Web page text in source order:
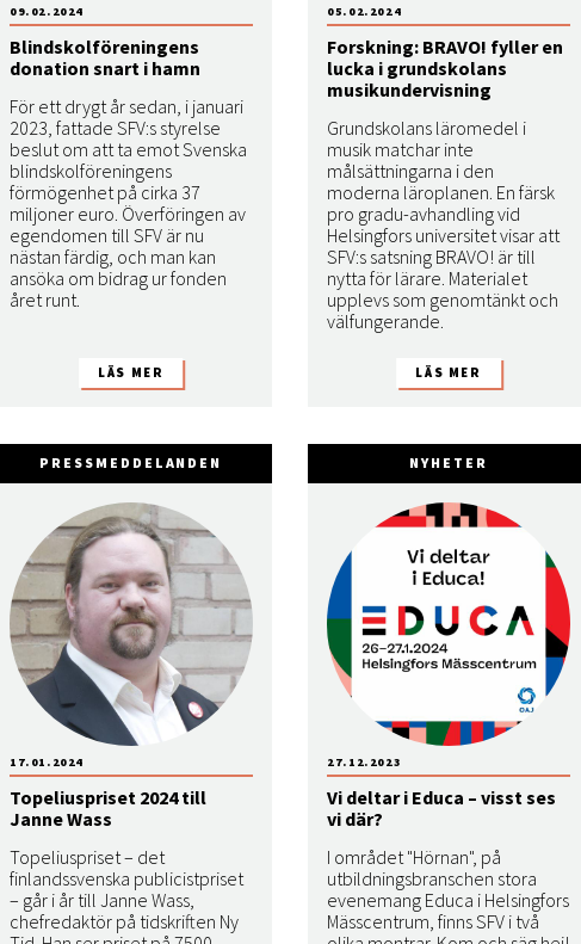
Blindskolföreningens
donation snart i hamn
För ett drygt år sedan, i januari
2023, fattade SFV:s styrelse
beslut om att ta emot Svenska
blindskolföreningens
förmögenhet på cirka 37
miljoner euro. Överföringen av
egendomen till SFV är nu
nästan färdig, och man kan
ansöka om bidrag ur fonden
året runt.
09.02.2024
Forskning: BRAVO! fyller en
lucka i grundskolans
musikundervisning
Grundskolans läromedel i
musik matchar inte
målsättningarna i den
moderna läroplanen. En färsk
pro gradu-avhandling vid
Helsingfors universitet visar att
SFV:s satsning BRAVO! är till
nytta för lärare. Materialet
upplevs som genomtänkt och
välfungerande.
05.02.2024
PRESSMEDDELANDEN
Topeliuspriset 2024 till
Janne Wass
Topeliuspriset – det
finlandssvenska publicistpriset
– går i år till Janne Wass,
chefredaktör på tidskriften Ny
17.01.2024
NYHETER
Vi deltar i Educa – visst ses
vi där?
I området "Hörnan", på
utbildningsbranschen stora
evenemang Educa i Helsingfors
Mässcentrum, finns SFV i två
27.12.2023